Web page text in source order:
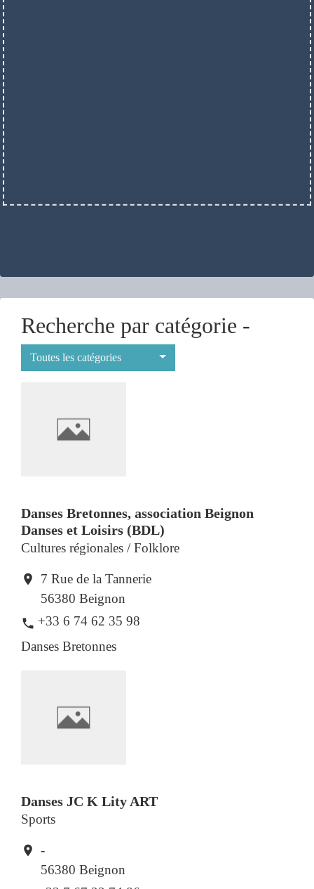
Recherche par catégorie -
Toutes les catégories
Danses Bretonnes, association Beignon
Danses et Loisirs (BDL)
Cultures régionales / Folklore
location_on
7 Rue de la Tannerie
56380 Beignon
phone +33 6 74 62 35 98
Danses Bretonnes
Danses JC K Lity ART
Sports
location_on -
56380 Beignon